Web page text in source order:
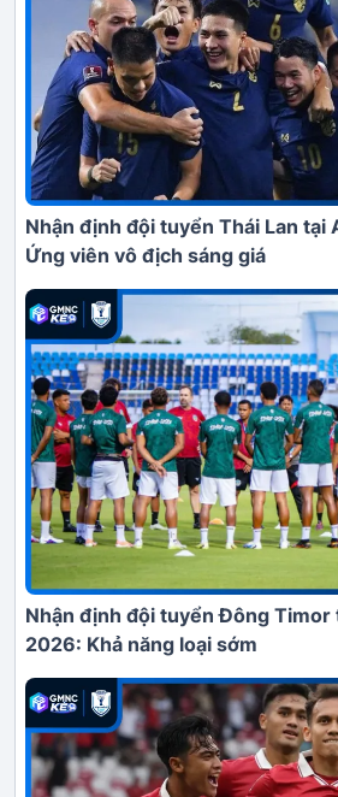
Nhận định đội tuyển Thái Lan tại
Ứng viên vô địch sáng giá
Nhận định đội tuyển Đông Timor
2026: Khả năng loại sớm